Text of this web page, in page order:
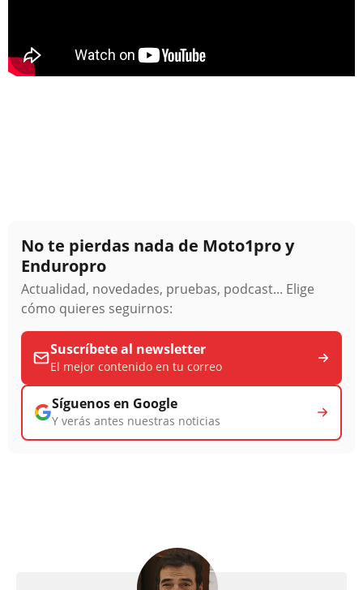
No te pierdas nada de Moto1pro y
Enduropro
Actualidad, novedades, pruebas, podcast... Elige
cómo quieres seguirnos:
Suscríbete al newsletter
El mejor contenido en tu correo
Síguenos en Google
Y verás antes nuestras noticias